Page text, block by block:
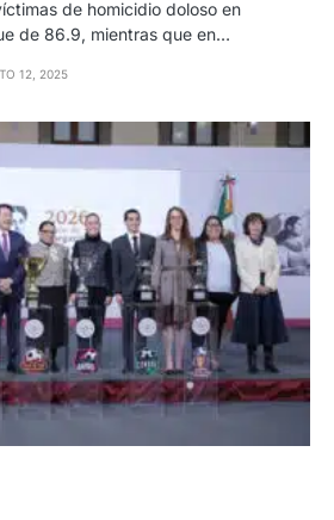
de homicidio doloso en
de 86.9, mientras que en…
12, 2025